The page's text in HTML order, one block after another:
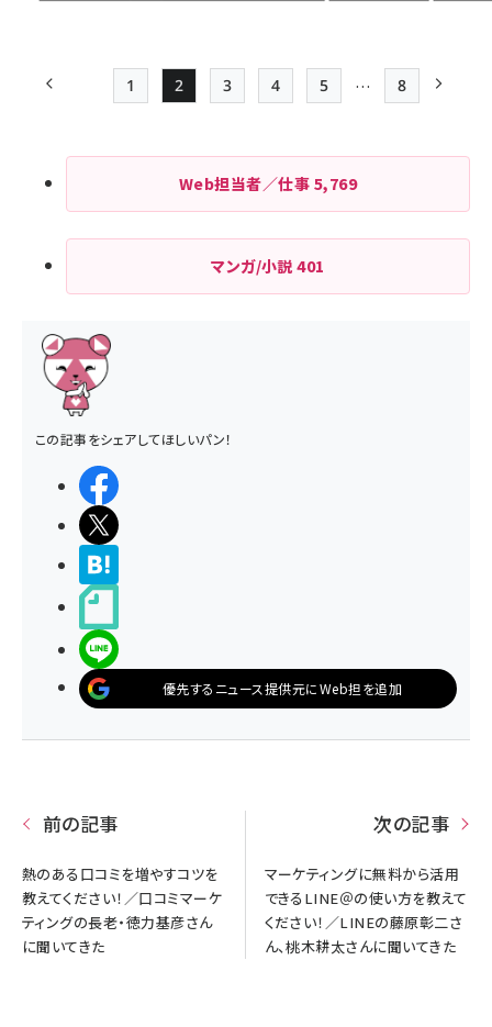
ジ
送
り
前ページ Page
1
Page
2
Page
3
Page
4
Page
5 …
最終ページ
8
Web担当者／仕事 5,769
マンガ/小説401
この記事をシェアしてほしいパン！
優先するニュース提供元にWeb担を追加
前の記事
熱のある口コミを増やすコツを
教えてください！／口コミマーケ
ティングの長老・徳力基彦さん
に聞いてきた
次の記事
マーケティングに無料から活用
できるLINE＠の使い方を教えて
ください！／LINEの藤原彰二さ
ん、桃木耕太さんに聞いてきた